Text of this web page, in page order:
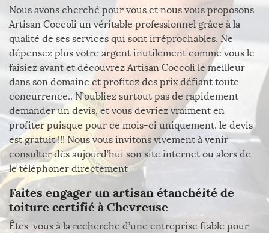
Nous avons cherché pour vous et nous vous proposons
Artisan Coccoli un véritable professionnel grâce à la
qualité de ses services qui sont irréprochables. Ne
dépensez plus votre argent inutilement comme vous le
faisiez avant et découvrez Artisan Coccoli le meilleur
dans son domaine et profitez des prix défiant toute
concurrence.. N’oubliez surtout pas de rapidement
demander un devis, et vous devriez vraiment en
profiter puisque pour ce mois-ci uniquement, le devis
est gratuit !!! Nous vous invitons vivement à venir
consulter dès aujourd’hui son site internet ou alors de
le téléphoner directement
Faites engager un artisan étanchéité de
toiture certifié à Chevreuse
Êtes-vous à la recherche d’une entreprise fiable pour